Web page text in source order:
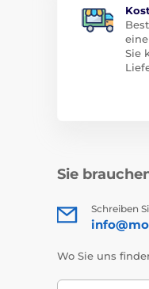
Sie
Sie
Schreiben
Wo Sie uns